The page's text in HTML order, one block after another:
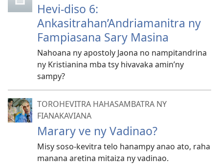
Hevi-diso 6:
Ankasitrahan’Andriamanitra ny
Fampiasana Sary Masina
Nahoana ny apostoly Jaona no nampitandrina
ny Kristianina mba tsy hivavaka amin’ny
sampy?
TOROHEVITRA HAHASAMBATRA NY
FIANAKAVIANA
Marary ve ny Vadinao?
Misy soso-kevitra telo hanampy anao ato, raha
manana aretina mitaiza ny vadinao.